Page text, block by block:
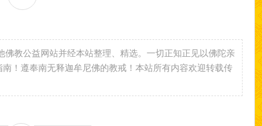
教公益网站并经本站整理、精选。一切正知正见以佛陀亲
！遵奉南无释迦牟尼佛的教戒！本站所有内容欢迎转载传